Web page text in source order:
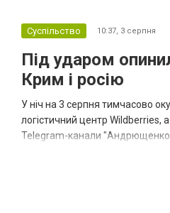
після атаки в ніч на 3 серпня - у
безпілотники. Як пише
канал Astra, наслі...
СПЕЦТЕМА
Новости
в
нинішньому
році
сесія
Токмацької
Суспільство 10:37, 3 серпня
Під ударом
Крим і росію
У ніч на 3 серпня тимчасово
логістичний центр Wildberries,
Telegram-канали "Андрющенко